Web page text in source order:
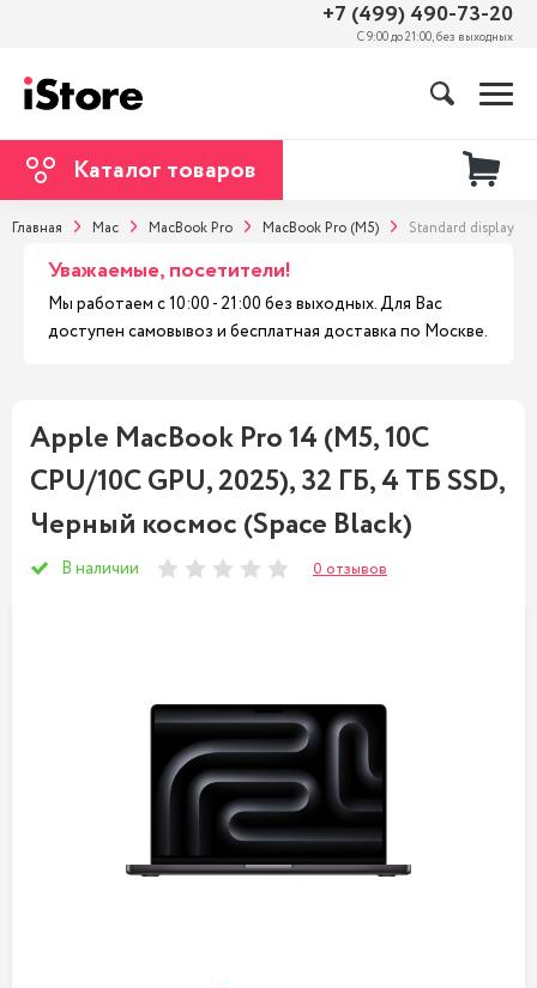
+7 (499) 490-73-20
С 9:00 до 21:00, без выходных
Каталог товаров
Главная Mac MacBook Pro MacBook Pro (M5) Standard display
Уважаемые, посетители!
Мы работаем с 10:00 - 21:00 без выходных. Для Вас
доступен самовывоз и бесплатная доставка по Москве.
Apple MacBook Pro 14 (M5, 10C
CPU/10C GPU, 2025), 32 ГБ, 4 ТБ SSD,
Черный космос (Space Black)
В наличии 0 отзывов